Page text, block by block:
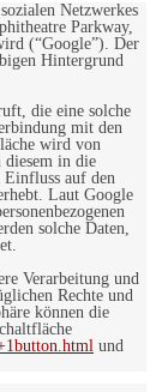
Netzwerkes
Parkway,
(“Google”). Der
Hintergrund
die eine solche
mit den
wird von
diesem in die
Einfluss auf den
Laut Google
solche Daten,
Verarbeitung und
Rechte und
können die
und